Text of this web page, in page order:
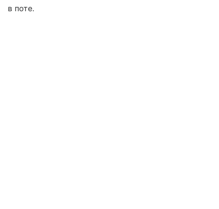
в поте.